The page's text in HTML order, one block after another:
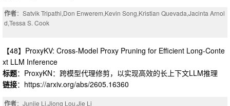
作者：Satvik Tripathi,Don Enwerem,Kevin Song,Kristian Quevada,Jacinta Arnol
d,Tessa S. Cook
【48】ProxyKV: Cross-Model Proxy Pruning for Efficient Long-Conte
xt LLM Inference
标题：ProxyKN：跨模型代理修剪，以实现高效的长上下文LLM推理
链接：https://arxiv.org/abs/2605.16360
作者：Junjie Li,Jiong Lou,Jie Li